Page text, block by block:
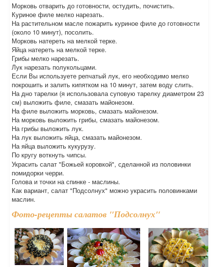
Морковь отварить до готовности, остудить, почистить.
Куриное филе мелко нарезать.
На растительном масле пожарить куриное филе до готовности
(около 10 минут), посолить.
Морковь натереть на мелкой терке.
Яйца натереть на мелкой терке.
Грибы мелко нарезать.
Лук нарезать полукольцами.
Если Вы используете репчатый лук, его необходимо мелко
покрошить и залить кипятком на 10 минут, затем воду слить.
На дно тарелки (я использовала суповую тарелку диаметром 23
см) выложить филе, смазать майонезом.
На филе выложить морковь, смазать майонезом.
На морковь выложить грибы, смазать майонезом.
На грибы выложить лук.
На лук выложить яйца, смазать майонезом.
На яйца выложить кукурузу.
По кругу воткнуть чипсы.
Украсить салат "Божьей коровкой", сделанной из половинки
помидорки черри.
Голова и точки на спинке - маслины.
Как вариант, салат "Подсолнух" можно украсить половинками
маслин.
Фото-рецепты салатов "Подсолнух"